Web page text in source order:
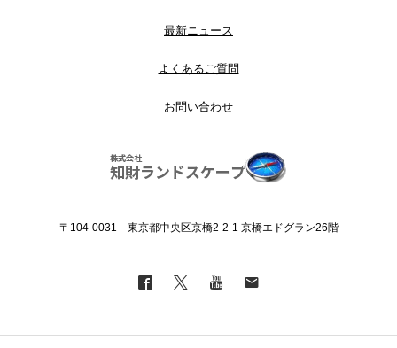
最新ニュース
よくあるご質問
お問い合わせ
〒104-0031 東京都中央区京橋2-2-1 京橋エドグラン26階